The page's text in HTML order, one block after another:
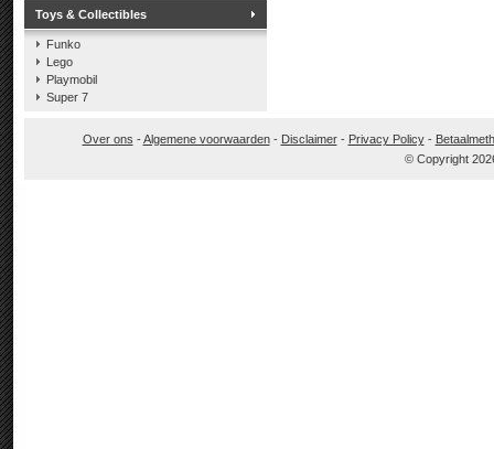
Toys & Collectibles
Funko
Lego
Playmobil
Super 7
Over ons -Algemene voorwaarden- Disclaimer- Privacy Policy-
© Copyright